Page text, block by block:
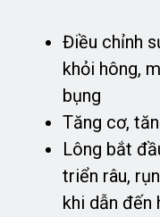
Điều chỉnh
khỏi hông,
bụng
Tăng cơ,
Lông bắt
triển râu,
khi dẫn đến